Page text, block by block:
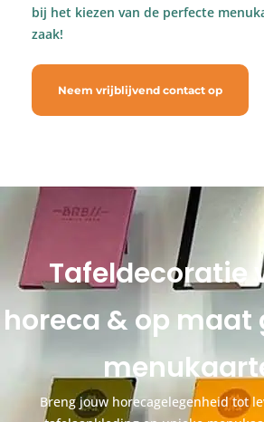
bij het kiezen van de perfecte
zaak!
Neem vrijblijvend contact op
Tafeldecoratie
horeca & op
Breng jouw horecagelegenheid tot